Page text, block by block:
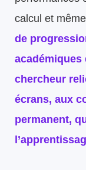
calcul et
de
académiques
chercheur
écrans, aux
permanent,